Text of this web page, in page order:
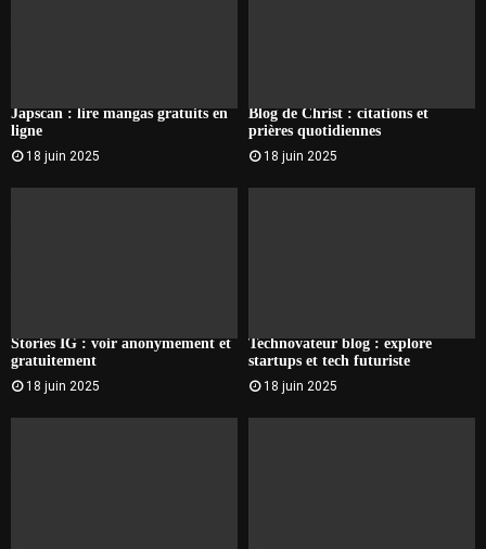
Japscan : lire mangas gratuits en
ligne
18 juin 2025
Blog de Christ : citations et
prières quotidiennes
18 juin 2025
Stories IG : voir anonymement et
gratuitement
18 juin 2025
Technovateur blog : explore
startups et tech futuriste
18 juin 2025